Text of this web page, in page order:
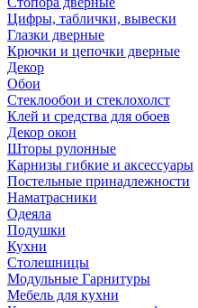
Цифры, таблички, вывески
Глазки дверные
Крючки и цепочки дверные
Декор
Обои
Стеклообои и стеклохолст
Клей и средства для обоев
Декор окон
Шторы рулонные
Карнизы гибкие и аксессуары
Постельные принадлежности
Наматрасники
Одеяла
Подушки
Кухни
Столешницы
Модульные Гарнитуры
Мебель для кухни